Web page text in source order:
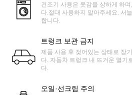
건조기 사용은 옷감을 상하게 하
다.절대 사용하지 말아주세요. 서
합니다.
트렁크 보관 금지
제품 사용 후 젖어있는 상태로 장
다. 자동차 트렁크 내 뜨거운 열기
다.
오일·선크림 주의